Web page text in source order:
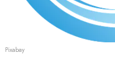
Pixabay